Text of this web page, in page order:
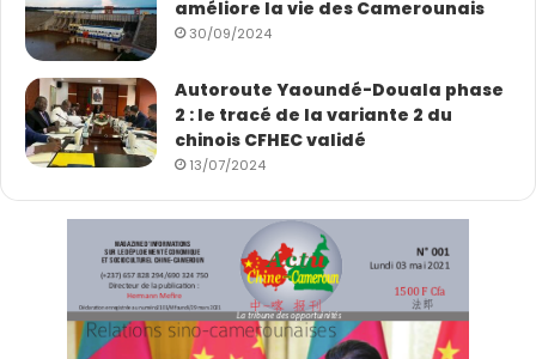
améliore la vie des Camerounais
30/09/2024
Autoroute Yaoundé-Douala phase
2 : le tracé de la variante 2 du
chinois CFHEC validé
13/07/2024